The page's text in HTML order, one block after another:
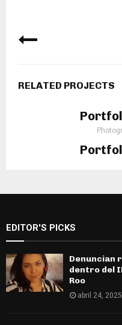
RELATED PROJECTS
EDITOR'S PICKS
Denuncian
dentro del
Roo
abril 24, 2025